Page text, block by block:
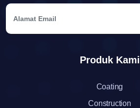
Produk Kami
Coating
Construction